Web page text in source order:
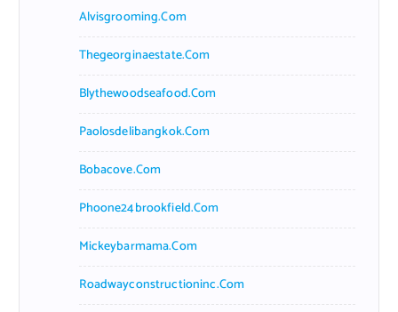
Alvisgrooming.com
Thegeorginaestate.com
Blythewoodseafood.com
Paolosdelibangkok.com
Bobacove.com
Phoone24brookfield.com
Mickeybarmama.com
Roadwayconstructioninc.com